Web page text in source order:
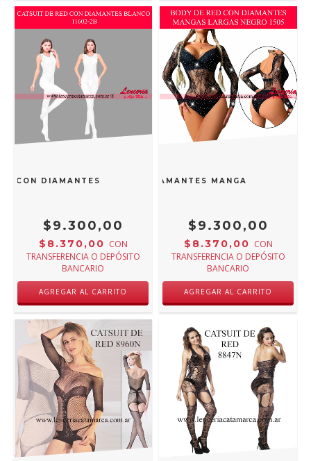
CON DIAMANTES BLANCO 11602-2B
$9.300,00
$8.370,00 CON
TRANSFERENCIA O DEPÓSITO
BANCARIO
AGREGAR AL CARRITO
BODY DE RED CON DIAMANTES MANGAS LARGAS
$9.300,00
$8.370,00 CON
TRANSFERENCIA O DEPÓSITO
BANCARIO
AGREGAR AL CARRITO